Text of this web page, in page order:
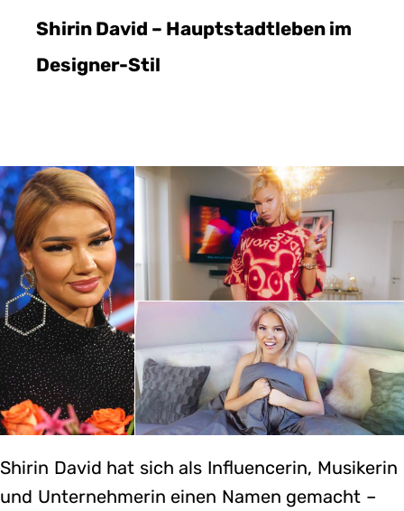
Shirin David – Hauptstadtleben im
Designer-Stil
Shirin David hat sich als Influencerin, Musikerin
und Unternehmerin einen Namen gemacht –